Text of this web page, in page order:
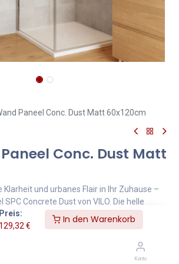
Preis:
129,32 €
In den Warenkorb
Konto
Paneel Conc. Dust Matt 60x120cm
Conc. Dust Matt
Klarheit und urbanes Flair in Ihr Zuhause –
Concrete Dust von VILO. Die helle
Oberfläche verleiht Bädern, Küchen
eine ruhige, zeitlose Ästhetik.
SPC (Stone Polymer Composite) ist
kratzbeständig und besonders